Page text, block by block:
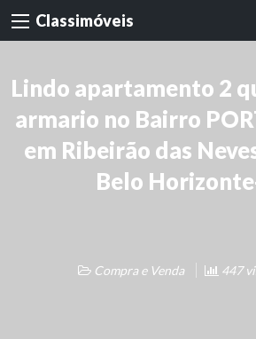
Classimóveis
Lindo apartamento 2
armario no Bairro
em Ribeirão das
Belo
Compra e Venda 447